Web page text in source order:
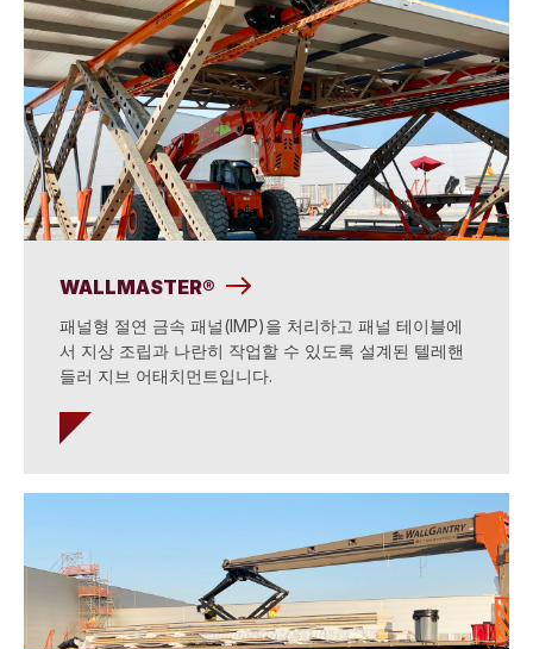
WALLMASTER®
패널형 절연 금속 패널(IMP)을 처리하고 패널 테이블에
서 지상 조립과 나란히 작업할 수 있도록 설계된 텔레핸
들러 지브 어태치먼트입니다.